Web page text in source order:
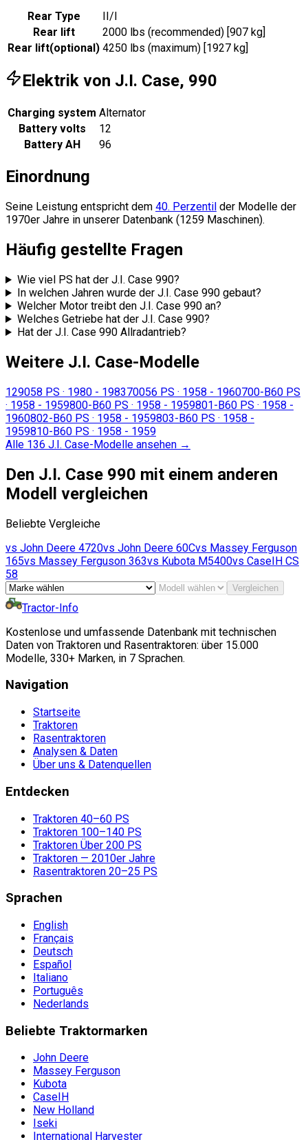
Rear Type
II/I
Rear lift
2000 lbs (recommended) [907 kg]
Rear lift(optional) 4250 lbs (maximum) [1927 kg]
Elektrik von J.I. Case, 990
Charging system Alternator
Battery volts
12
Battery AH
96
Einordnung
Seine Leistung entspricht dem 40. Perzentil der Modelle der
1970er Jahre in unserer Datenbank (1259 Maschinen).
Häufig gestellte Fragen
Wie viel PS hat der J.I. Case 990?
In welchen Jahren wurde der J.I. Case 990 gebaut?
Welcher Motor treibt den J.I. Case 990 an?
Welches Getriebe hat der J.I. Case 990?
Hat der J.I. Case 990 Allradantrieb?
Weitere J.I. Case-Modelle
129058 PS · 1980 - 198370056 PS · 1958 - 1960700-B60 PS
· 1958 - 1959800-B60 PS · 1958 - 1959801-B60 PS · 1958 -
1960802-B60 PS · 1958 - 1959803-B60 PS · 1958 -
1959810-B60 PS · 1958 - 1959
Alle 136 J.I. Case-Modelle ansehen →
Den J.I. Case 990 mit einem anderen
Modell vergleichen
Beliebte Vergleiche
vs John Deere 4720vs John Deere 60Cvs Massey Ferguson
165vs Massey Ferguson 363vs Kubota M5400vs CaseIH CS
58
Vergleichen
Tractor-Info
Kostenlose und umfassende Datenbank mit technischen
Daten von Traktoren und Rasentraktoren: über 15.000
Modelle, 330+ Marken, in 7 Sprachen.
Navigation
Startseite
Traktoren
Rasentraktoren
Analysen & Daten
Über uns & Datenquellen
Entdecken
Traktoren 40–60 PS
Traktoren 100–140 PS
Traktoren Über 200 PS
Traktoren — 2010er Jahre
Rasentraktoren 20–25 PS
Sprachen
English
Français
Deutsch
Español
Italiano
Português
Nederlands
Beliebte Traktormarken
John Deere
Massey Ferguson
Kubota
CaseIH
New Holland
Iseki
International Harvester